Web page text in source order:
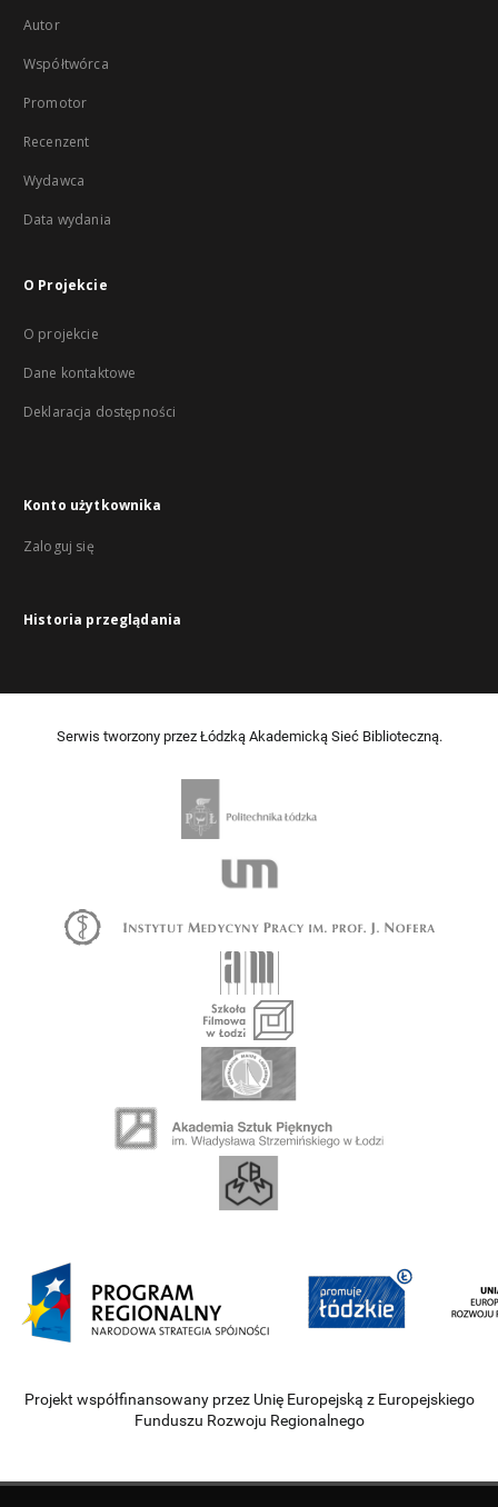
Autor
Współtwórca
Promotor
Recenzent
Wydawca
Data wydania
O Projekcie
O projekcie
Dane kontaktowe
Deklaracja dostępności
Konto użytkownika
Zaloguj się
Historia przeglądania
Serwis tworzony przez Łódzką Akademicką Sieć Biblioteczną.
Projekt współfinansowany przez Unię Europejską z Europejskiego
Funduszu Rozwoju Regionalnego